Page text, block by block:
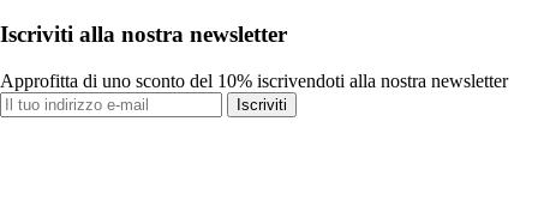
Iscriviti alla nostra newsletter
Approfitta di uno sconto del 10% iscrivendoti alla nostra newsletter
Iscriviti